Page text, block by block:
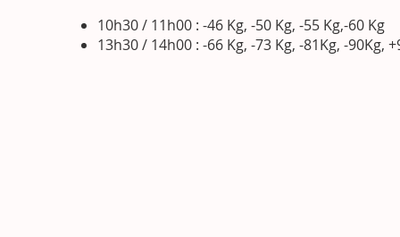
10h30 / 11h00 : -46 Kg, -50 Kg, -55 Kg,-60 Kg
13h30 / 14h00 : -66 Kg, -73 Kg, -81Kg, -90Kg,